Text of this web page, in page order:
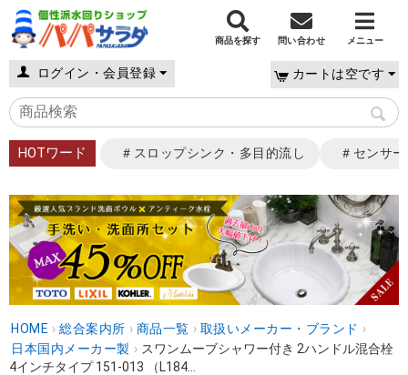
商品を探す 問い合わせ メニュー
ログイン・会員登録 カートは空です
HOTワード ＃スロップシンク・多目的流し ＃センサ
HOME › 総合案内所 › 商品一覧 › 取扱いメーカー・ブランド ›
日本国内メーカー製 › スワンムーブシャワー付き 2ハンドル混合栓
4インチタイプ 151-013 （L184...